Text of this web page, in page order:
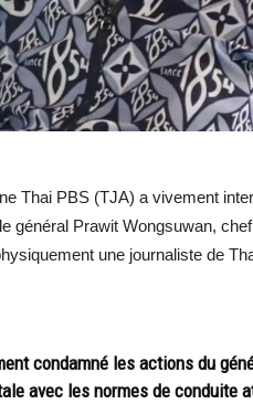
Thai PBS (TJA) a vivement
général Prawit Wongsuwan,
une journaliste de
condamné les actions du
avec les normes de conduite